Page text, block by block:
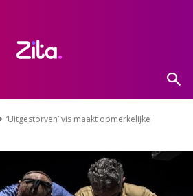
‘Uitgestorven’ vis maakt opmerkelijke